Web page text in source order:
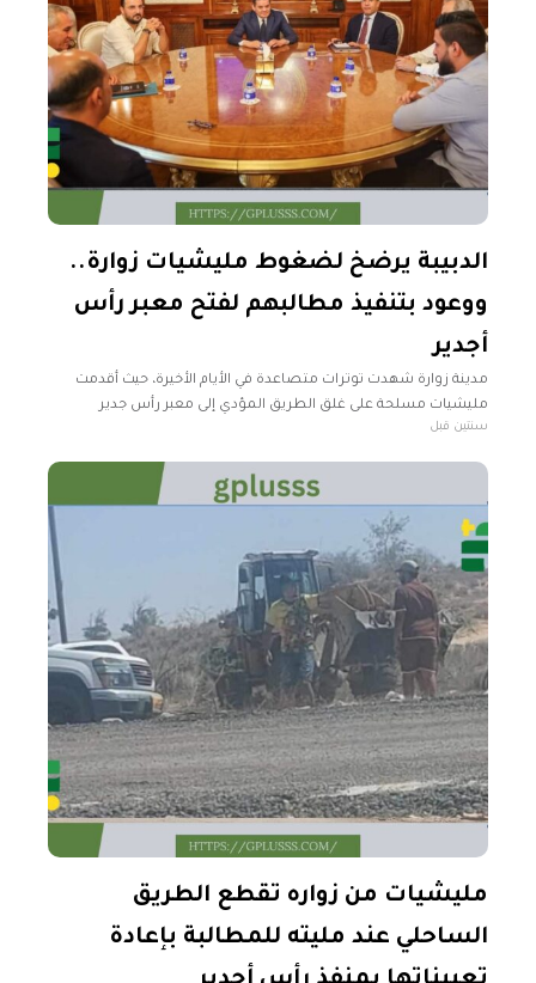
الدبيبة يرضخ لضغوط مليشيات زوارة..
ووعود بتنفيذ مطالبهم لفتح معبر رأس
أجدير
مدينة زوارة شهدت توترات متصاعدة في الأيام الأخيرة، حيث أقدمت
مليشيات مسلحة على غلق الطريق المؤدي إلى معبر رأس جدير
الحدودي مع تونس، مما أدى إلى تأجيل إعادة فتحه. جاء
سنتين قبل
مليشيات من زواره تقطع الطريق
الساحلي عند مليته للمطالبة بإعادة